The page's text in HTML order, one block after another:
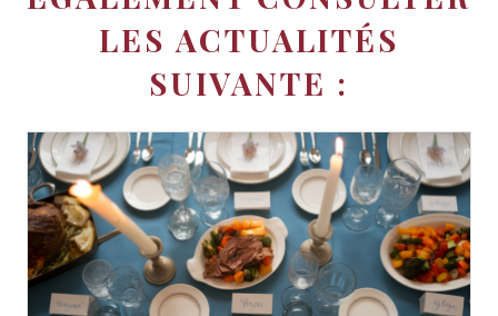
LES ACTUALITÉS
SUIVANTE :